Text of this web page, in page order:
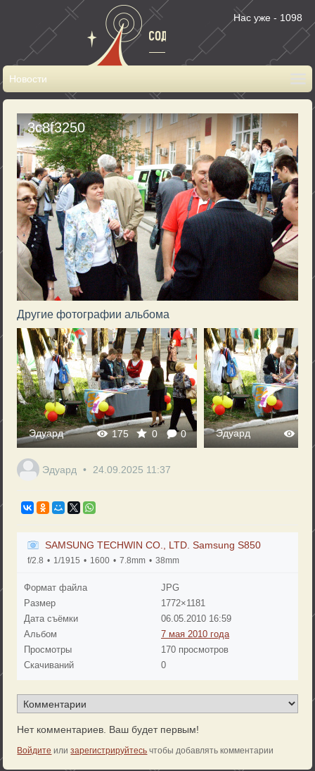
Нас уже - 1098
3c8f3250
Другие фотографии альбома
165 0
Эдуард Эдуард
Эдуард 24.09.2025 11:37
SAMSUNG TECHWIN CO., LTD. Samsung S850
f/2.8 1/1915 1600 7.8mm 38mm
Формат файла
JPG
Размер
1772×1181
Дата съёмки
06.05.2010 16:59
Альбом
7 мая 2010 года
Просмотры
170 просмотров
Скачиваний
0
Нет комментариев. Ваш будет первым!
Войдите илизарегистрируйтесь чтобы добавлять комментарии